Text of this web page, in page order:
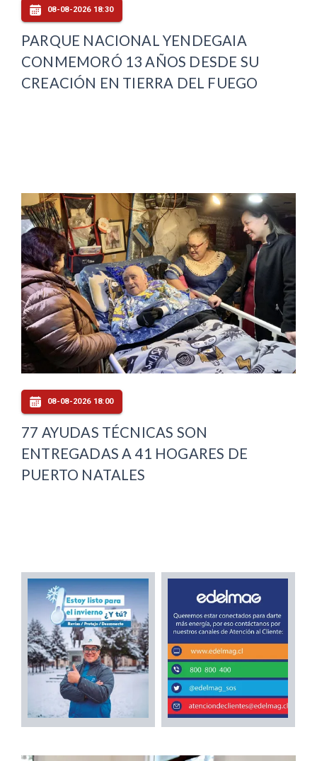
08-08-2026 18:30
PARQUE NACIONAL YENDEGAIA
CONMEMORÓ 13 AÑOS DESDE SU
CREACIÓN EN TIERRA DEL FUEGO
08-08-2026 18:00
77 AYUDAS TÉCNICAS SON
ENTREGADAS A 41 HOGARES DE
PUERTO NATALES